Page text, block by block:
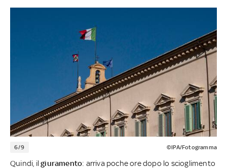
6/9 ©IPA/Fotogramma
Quindi, ilgiuramento: arriva poche ore dopo lo scioglimento